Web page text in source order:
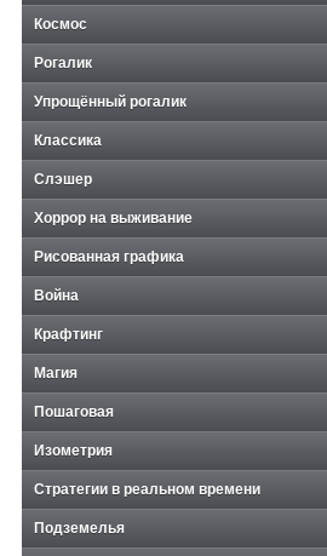
Космос
Рогалик
Упрощённый рогалик
Классика
Слэшер
Хоррор на выживание
Рисованная графика
Война
Крафтинг
Магия
Пошаговая
Изометрия
Стратегии в реальном времени
Подземелья